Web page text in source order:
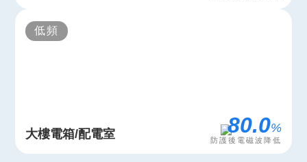
低頻
大樓電箱/配電室 96.1%
防護後電磁波降低